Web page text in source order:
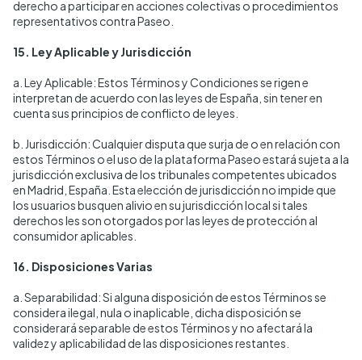
derecho a participar en acciones colectivas o procedimientos
representativos contra Paseo.
15. Ley Aplicable y Jurisdicción
a. Ley Aplicable: Estos Términos y Condiciones se rigen e
interpretan de acuerdo con las leyes de España, sin tener en
cuenta sus principios de conflicto de leyes.
b. Jurisdicción: Cualquier disputa que surja de o en relación con
estos Términos o el uso de la plataforma Paseo estará sujeta a la
jurisdicción exclusiva de los tribunales competentes ubicados
en Madrid, España. Esta elección de jurisdicción no impide que
los usuarios busquen alivio en su jurisdicción local si tales
derechos les son otorgados por las leyes de protección al
consumidor aplicables.
16. Disposiciones Varias
a. Separabilidad: Si alguna disposición de estos Términos se
considera ilegal, nula o inaplicable, dicha disposición se
considerará separable de estos Términos y no afectará la
validez y aplicabilidad de las disposiciones restantes.